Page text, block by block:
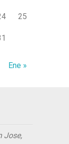
25
Ene »
Jose,